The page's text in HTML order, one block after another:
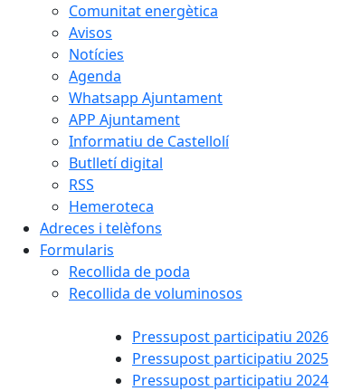
Comunitat energètica
Avisos
Notícies
Agenda
Whatsapp Ajuntament
APP Ajuntament
Informatiu de Castellolí
Butlletí digital
RSS
Hemeroteca
Adreces i telèfons
Formularis
Recollida de poda
Recollida de voluminosos
Pressupost participatiu 2026
Pressupost participatiu 2025
Pressupost participatiu 2024